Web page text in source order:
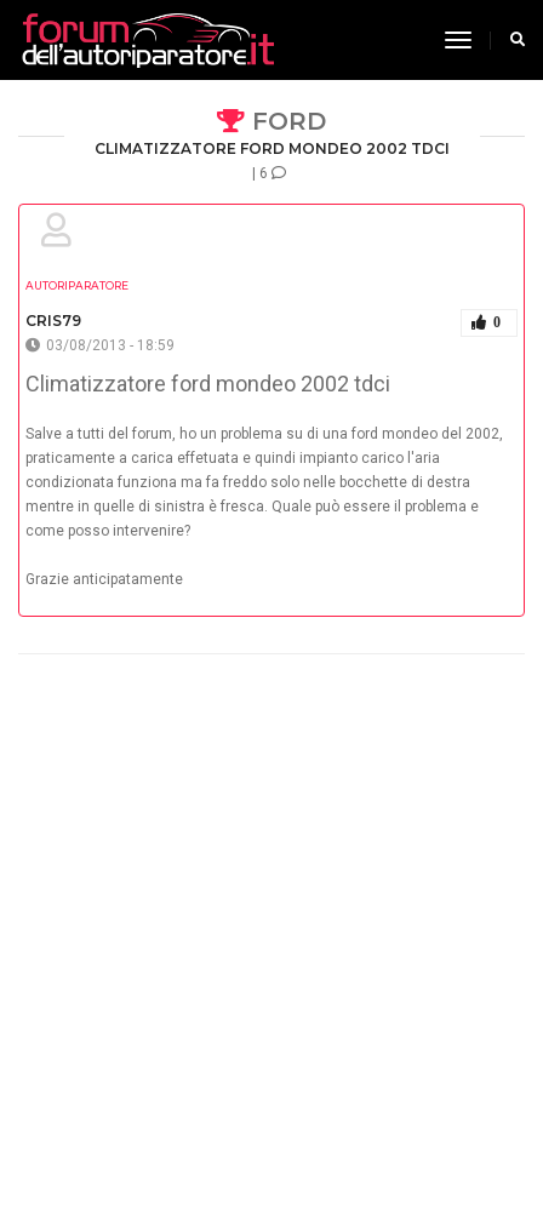
toggle
FORD
CLIMATIZZATORE FORD MONDEO 2002 TDCI
| 6
AUTORIPARATORE
CRIS79 0
03/08/2013 - 18:59
Climatizzatore ford mondeo 2002 tdci
Salve a tutti del forum, ho un problema su di una ford mondeo del 2002,
praticamente a carica effetuata e quindi impianto carico l'aria
condizionata funziona ma fa freddo solo nelle bocchette di destra
mentre in quelle di sinistra è fresca. Quale può essere il problema e
come posso intervenire?
Grazie anticipatamente